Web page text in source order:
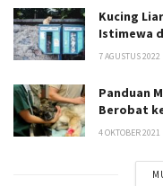
Kucing
Istimewa
7 AGUSTUS 2022
Panduan
Berobat
4 OKTOBER 2021